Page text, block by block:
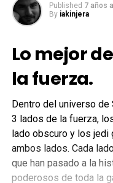
Published 7 años
By iakinjera
Lo mejor
la fuerza.
Dentro del universo de
3 lados de la fuerza,
lado obscuro y los jedi
ambos lados. Cada
que han pasado a la
poderosos de toda la